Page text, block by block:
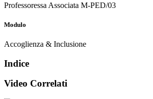
Professoressa Associata M-PED/03
Modulo
Accoglienza & Inclusione
Indice
Video Correlati